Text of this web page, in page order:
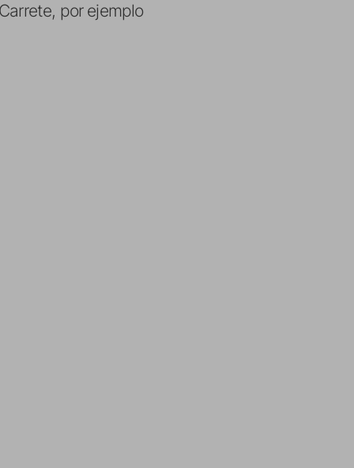
por ejemplo